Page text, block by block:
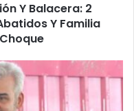
Y Balacera: 2
Y Familia